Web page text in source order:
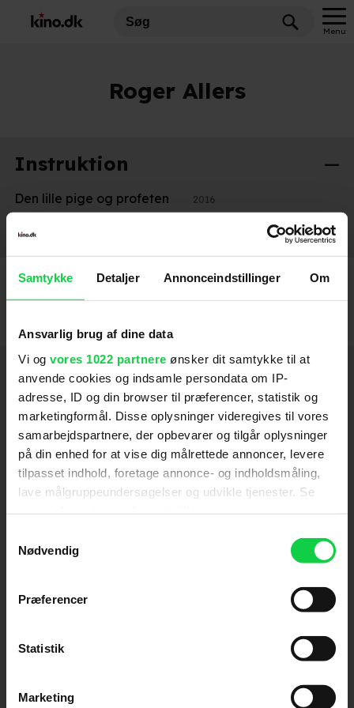
Samtykke Detaljer Annonceindstillinger Om
Ansvarlig brug af dine data
Vi og vores 1022 partnere ønsker dit samtykke til at
anvende cookies og indsamle persondata om IP-
adresse, ID og din browser til præferencer, statistik og
marketingformål. Disse oplysninger videregives til vores
samarbejdspartnere, der opbevarer og tilgår oplysninger
på din enhed for at vise dig målrettede annoncer, levere
tilpasset indhold, foretage annonce- og indholdsmåling,
lave målgruppeundersøgelser og udvikle tjenester. Se
tilbage eller ændre indstillinger fra vores
"Cookiedeklaration", eller ved at trykke på "Privacy
Indsamle præcise oplysninger om din placering,
Identificere din enhed baseret på en scanning af
dens unikke karakteristika (fingerprinting)
Nødvendig
Præferencer
Statistik
Marketing
Menu
Roger Allers
Instruktion
Den lille pige og profeten 2016
Boog & Elliot (Open season)
Hold dig opdateret
Send
Ved tilmelding accepterer jeg samtidig
Kino.dks
Markedsføringssamtykke